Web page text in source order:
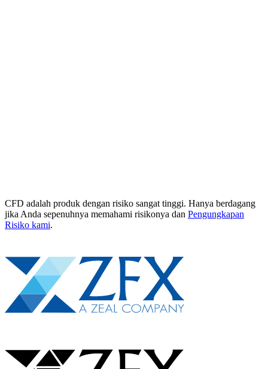
CFD adalah produk dengan risiko sangat tinggi. Hanya berdagang
jika Anda sepenuhnya memahami risikonya dan Pengungkapan
Risiko kami.